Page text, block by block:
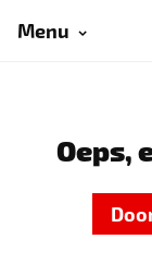
Menu
Oeps,